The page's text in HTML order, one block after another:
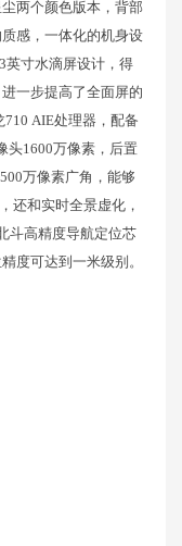
两个颜色版本，背部
感，一体化的机身设
英寸水滴屏设计，得
一步提高了全面屏的
AIE处理器，配备
头1600万像素，后置
万像素广角，能够
还和实时全景虚化，
斗高精度导航定位芯
度可达到一米级别。